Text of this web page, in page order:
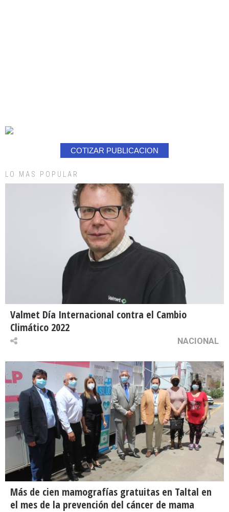
COTIZAR PUBLICACION
LO MAS POPULAR
Valmet Día Internacional contra el Cambio
Climático 2022
NACIONAL
Más de cien mamografías gratuitas en Taltal en
el mes de la prevención del cáncer de mama